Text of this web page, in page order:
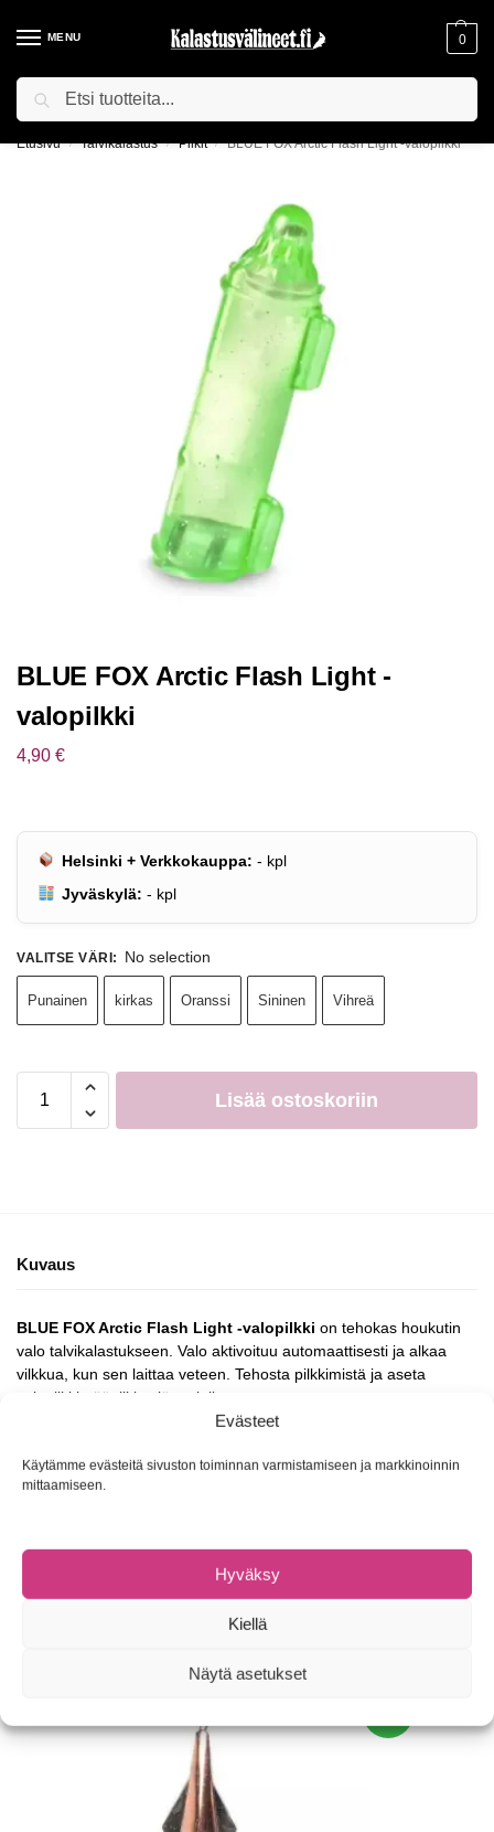
Evästeet
Käytämme evästeitä sivuston toiminnan varmistamiseen ja markkinoinnin
mittaamiseen.
Hyväksy
Kiellä
Näytä asetukset
MENU 0
ILMAINEN TOIMITUS YLI 75€ TILAUKSILLE!
Etusivu / Talvikalastus / Pilkit / BLUE FOX Arctic Flash Light -valopilkki
BLUE FOX Arctic Flash Light -
valopilkki
4,90 €
Helsinki + Verkkokauppa: - kpl
Jyväskylä: - kpl
VALITSE VÄRI: No selection
Punainen kirkas Oranssi Sininen Vihreä
Lisää ostoskoriin
Kuvaus
BLUE FOX Arctic Flash Light -valopilkki on tehokas houkutin
valo talvikalastukseen. Valo aktivoituu automaattisesti ja alkaa
vilkkua, kun sen laittaa veteen. Tehosta pilkkimistä ja aseta
valopilkki pääpilkin yläpuolelle.
Pituus 50mm
Tuotemerkki: Blue Fox